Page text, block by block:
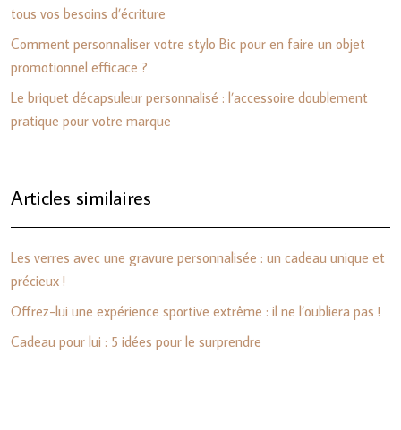
tous vos besoins d’écriture
Comment personnaliser votre stylo Bic pour en faire un objet
promotionnel efficace ?
Le briquet décapsuleur personnalisé : l’accessoire doublement
pratique pour votre marque
Articles similaires
Les verres avec une gravure personnalisée : un cadeau unique et
précieux !
Offrez-lui une expérience sportive extrême : il ne l’oubliera pas !
Cadeau pour lui : 5 idées pour le surprendre